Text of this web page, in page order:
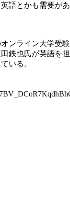
語とかも需要があ
ンライン大学受験
鉄也氏が英語を担
いる。